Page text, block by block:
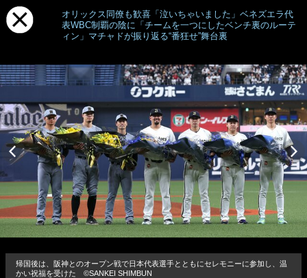
オリックス同僚も歓喜「泣いちゃいました」ベネズエラ代
表WBC制覇の陰に「チームを一つにしたベンチ裏のルーテ
ィン」マチャドが振り返る“番狂せ”舞台裏
帰国後は、阪神とのオープン戦で日本代表選手とともにセレモニーに参加し、温
かい祝福を受けた ©SANKEI SHIMBUN